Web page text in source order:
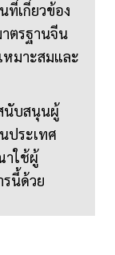
ที่เกี่ยวข้อง
ตรฐานจีน
หมาะสมและ
นับสนุนผู้
ประเทศ
าใช้ผู้
รนี้ด้วย